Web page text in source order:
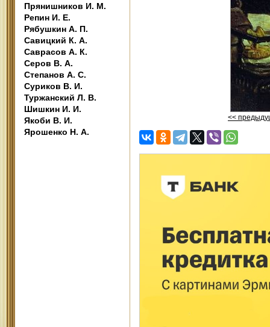
Прянишников И. М.
Репин И. Е.
Рябушкин А. П.
Савицкий К. А.
Саврасов А. К.
Серов В. А.
Степанов А. С.
Суриков В. И.
Туржанский Л. В.
Шишкин И. И.
Якоби В. И.
Ярошенко Н. А.
<<